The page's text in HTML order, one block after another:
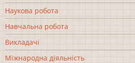
Наукова робота
Навчальна робота
Викладачі
Міжнародна діяльність